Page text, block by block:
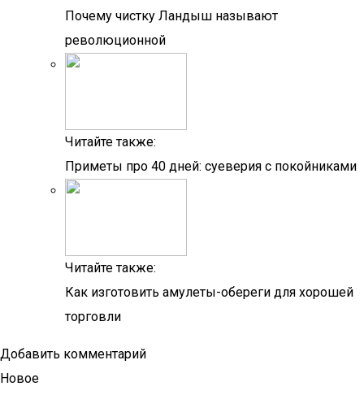
Почему чистку Ландыш называют
революционной
Читайте также:
Приметы про 40 дней: суеверия с покойниками
Читайте также:
Как изготовить амулеты-обереги для хорошей
торговли
Добавить комментарий
Новое